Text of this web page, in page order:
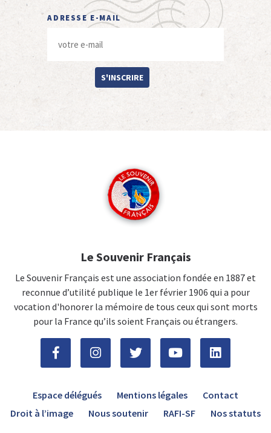
ADRESSE E-MAIL
S'INSCRIRE
Le Souvenir Français
Le Souvenir Français est une association fondée en 1887 et
reconnue d’utilité publique le 1er février 1906 qui a pour
vocation d'honorer la mémoire de tous ceux qui sont morts
pour la France qu’ils soient Français ou étrangers.
Espace délégués Mentions légales
Contact
Droit à l’image
Nous soutenir RAFI-SF Nos statuts